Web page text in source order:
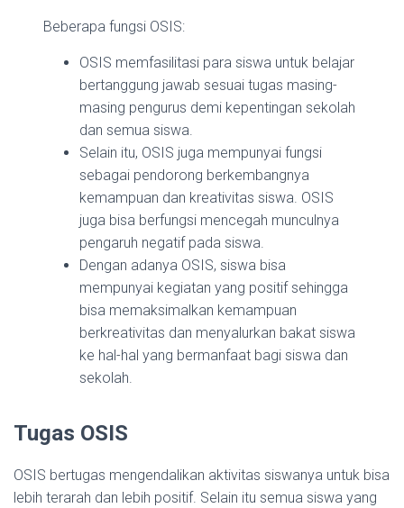
Beberapa fungsi OSIS:
OSIS memfasilitasi para siswa untuk belajar
bertanggung jawab sesuai tugas masing-
masing pengurus demi kepentingan sekolah
dan semua siswa.
Selain itu, OSIS juga mempunyai fungsi
sebagai pendorong berkembangnya
kemampuan dan kreativitas siswa. OSIS
juga bisa berfungsi mencegah munculnya
pengaruh negatif pada siswa.
Dengan adanya OSIS, siswa bisa
mempunyai kegiatan yang positif sehingga
bisa memaksimalkan kemampuan
berkreativitas dan menyalurkan bakat siswa
ke hal-hal yang bermanfaat bagi siswa dan
sekolah.
Tugas OSIS
OSIS bertugas mengendalikan aktivitas siswanya untuk bisa
lebih terarah dan lebih positif. Selain itu semua siswa yang